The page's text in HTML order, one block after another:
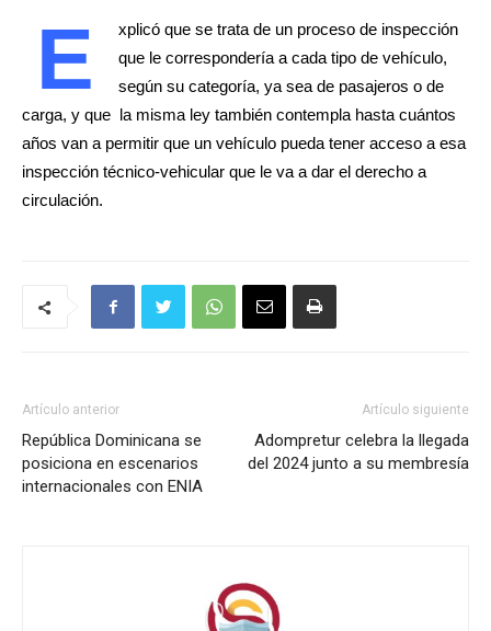
E
xplicó que se trata de un proceso de inspección
que le correspondería a cada tipo de vehículo,
según su categoría, ya sea de pasajeros o de
carga, y que la misma ley también contempla hasta cuántos
años van a permitir que un vehículo pueda tener acceso a esa
inspección técnico-vehicular que le va a dar el derecho a
circulación.
Artículo anterior
República Dominicana se
posiciona en escenarios
internacionales con ENIA
Artículo siguiente
Adompretur celebra la llegada
del 2024 junto a su membresía